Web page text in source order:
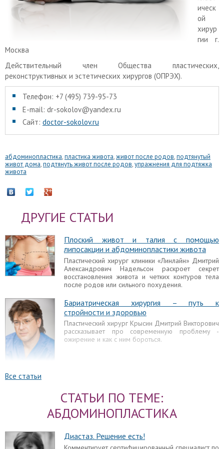
ическ
ой
хирур
гии г.
Москва
Действительный член Общества пластических,
реконструктивных и эстетических хирургов (ОПРЭХ).
Телефон: +7 (495) 739-95-73
E-mail: dr-sokolov@yandex.ru
Сайт: doctor-sokolov.ru
абдоминопластика,пластика живота,живот после родов,подтянутый
живот дома,подтянуть живот после родов,упражнения для подтяжка
живота
ДРУГИЕ СТАТЬИ
Плоский живот и талия с помощью
липосакции и абдоминопластики живота
Пластический хирург клиники «Линлайн» Дмитрий
Александрович Надельсон раскроет секрет
восстановления живота и четких контуров тела
после родов или сильного похудения.
Бариатрическая хирургия – путь к
стройности и здоровью
Пластический хирург Крысин Дмитрий Викторович
рассказывает про современную проблему -
ожирение и как с ним бороться.
Как правило, внимание привлекают так
линиями: двумя горизонтальным и одной
вертикальной. Расстояние между ними не
значительно отличаться.
Все статьи
СТАТЬИ ПО ТЕМЕ:
АБДОМИНОПЛАСТИКА
Диастаз. Решение есть!